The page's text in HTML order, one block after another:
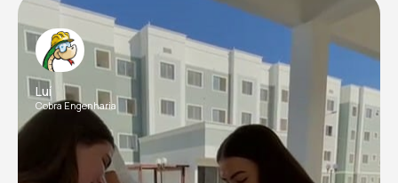
Luí
Cobra Engenharia